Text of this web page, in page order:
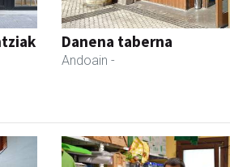
Danena taberna
Andoain -